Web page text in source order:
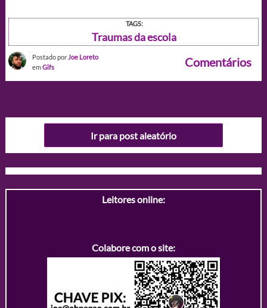
TAGS:
Traumas da escola
Postado por Joe Loreto
emGifs Comentários
Ir para post aleatório
Leitores online:
Colabore com o site: